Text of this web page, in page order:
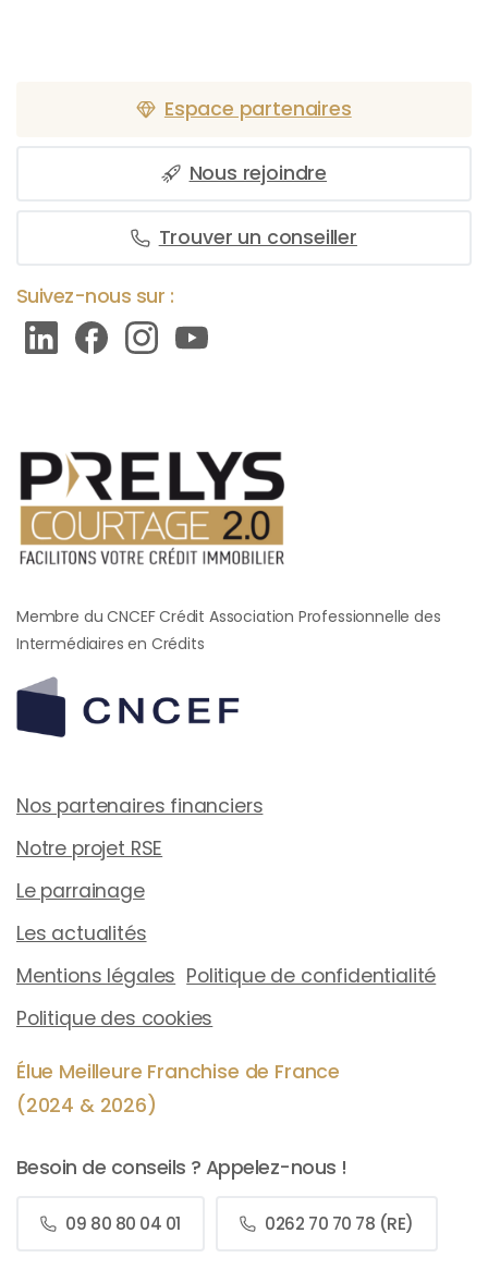
Espace partenaires
Nous rejoindre
Trouver un conseiller
Suivez-nous sur :
Membre du CNCEF Crédit Association Professionnelle des
Intermédiaires en Crédits
Nos partenaires financiers
Notre projet RSE
Le parrainage
Les actualités
Mentions légales Politique de confidentialité
Politique des cookies
Élue Meilleure Franchise de France
(2024 & 2026)
Besoin de conseils ? Appelez-nous !
09 80 80 04 01 0262 70 70 78 (RE)